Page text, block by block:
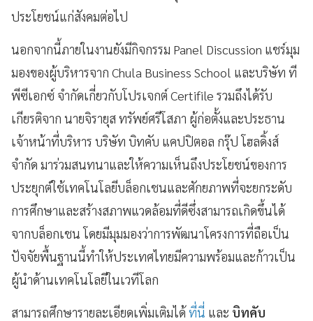
ประโยชน์แก่สังคมต่อไป
นอกจากนี้ภายในงานยังมีกิจกรรม Panel Discussion แชร์มุม
มองของผู้บริหารจาก Chula Business School และบริษัท ที
พีซีเอกซ์ จำกัดเกี่ยวกับโปรเจกต์ Certifile รวมถึงได้รับ
เกียรติจาก นายจิรายุส ทรัพย์ศรีโสภา ผู้ก่อตั้งและประธาน
เจ้าหน้าที่บริหาร บริษัท บิทคับ แคปปิตอล กรุ๊ป โฮลดิ้งส์
จำกัด มาร่วมสนทนาและให้ความเห็นถึงประโยชน์ของการ
ประยุกต์ใช้เทคโนโลยีบล็อกเชนและศักยภาพที่จะยกระดับ
การศึกษาและสร้างสภาพแวดล้อมที่ดีซึ่งสามารถเกิดขึ้นได้
จากบล็อกเชน โดยมีมุมมองว่าการพัฒนาโครงการที่ถือเป็น
ปัจจัยพื้นฐานนี้ทำให้ประเทศไทยมีความพร้อมและก้าวเป็น
ผู้นำด้านเทคโนโลยีในเวทีโลก
สามารถศึกษารายละเอียดเพิ่มเติมได้ที่นี่ และ บิทคับ